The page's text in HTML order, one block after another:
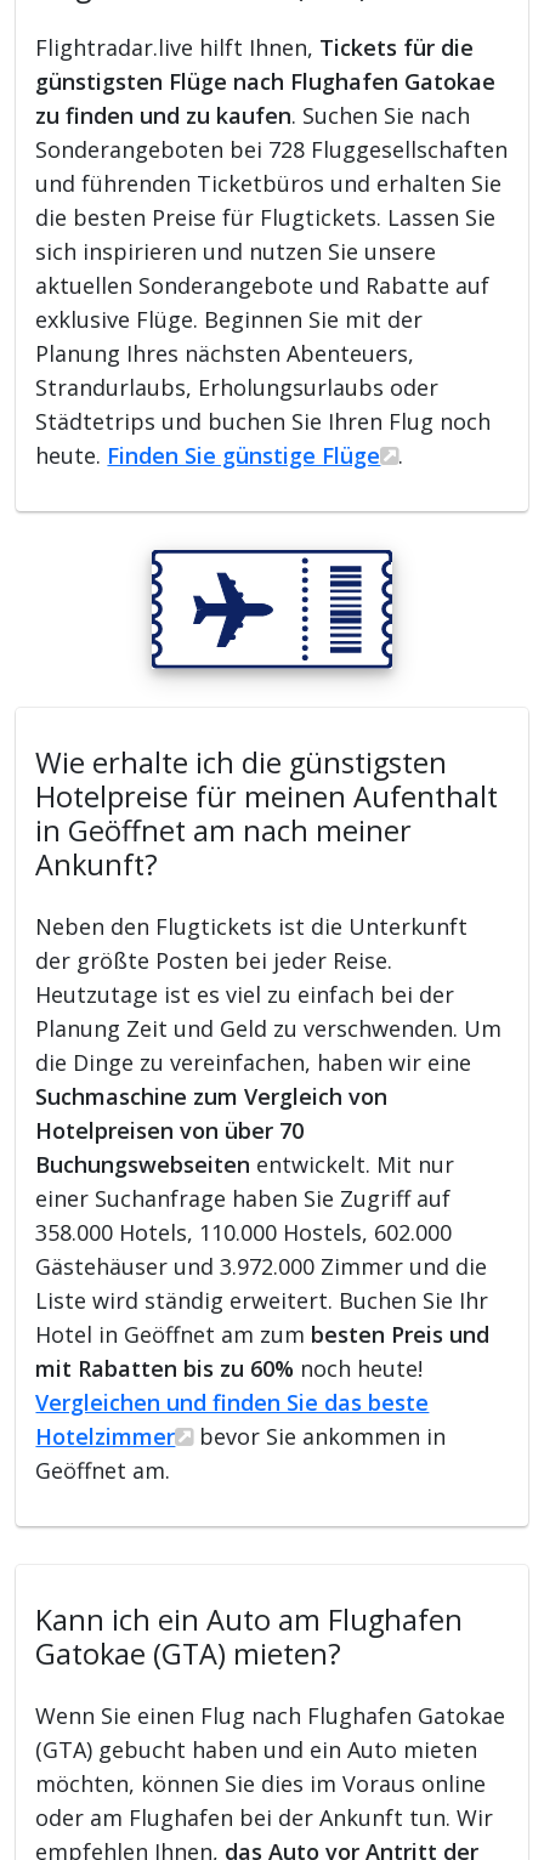
Flightradar.live hilft Ihnen, Tickets für die
günstigsten Flüge nach Flughafen Gatokae
zu finden und zu kaufen. Suchen Sie nach
Sonderangeboten bei 728 Fluggesellschaften
und führenden Ticketbüros und erhalten Sie
die besten Preise für Flugtickets. Lassen Sie
sich inspirieren und nutzen Sie unsere
aktuellen Sonderangebote und Rabatte auf
exklusive Flüge. Beginnen Sie mit der
Planung Ihres nächsten Abenteuers,
Strandurlaubs, Erholungsurlaubs oder
Städtetrips und buchen Sie Ihren Flug noch
heute. Finden Sie günstige Flüge .
Wie erhalte ich die günstigsten
Hotelpreise für meinen Aufenthalt
in Geöffnet am nach meiner
Ankunft?
Neben den Flugtickets ist die Unterkunft
der größte Posten bei jeder Reise.
Heutzutage ist es viel zu einfach bei der
Planung Zeit und Geld zu verschwenden. Um
die Dinge zu vereinfachen, haben wir eine
Suchmaschine zum Vergleich von
Hotelpreisen von über 70
Buchungswebseiten entwickelt. Mit nur
einer Suchanfrage haben Sie Zugriff auf
358.000 Hotels, 110.000 Hostels, 602.000
Gästehäuser und 3.972.000 Zimmer und die
Liste wird ständig erweitert. Buchen Sie Ihr
Hotel in Geöffnet am zum besten Preis und
mit Rabatten bis zu 60% noch heute!
Vergleichen und finden Sie das beste
Hotelzimmer
bevor Sie ankommen in
Geöffnet am.
Kann ich ein Auto am Flughafen
Gatokae (GTA) mieten?
Wenn Sie einen Flug nach Flughafen Gatokae
(GTA) gebucht haben und ein Auto mieten
möchten, können Sie dies im Voraus online
oder am Flughafen bei der Ankunft tun. Wir
empfehlen Ihnen, das Auto vor Antritt der